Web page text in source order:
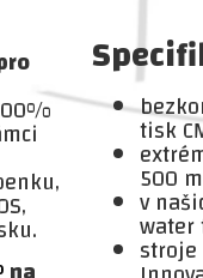
tisk
500
v
water
stroje